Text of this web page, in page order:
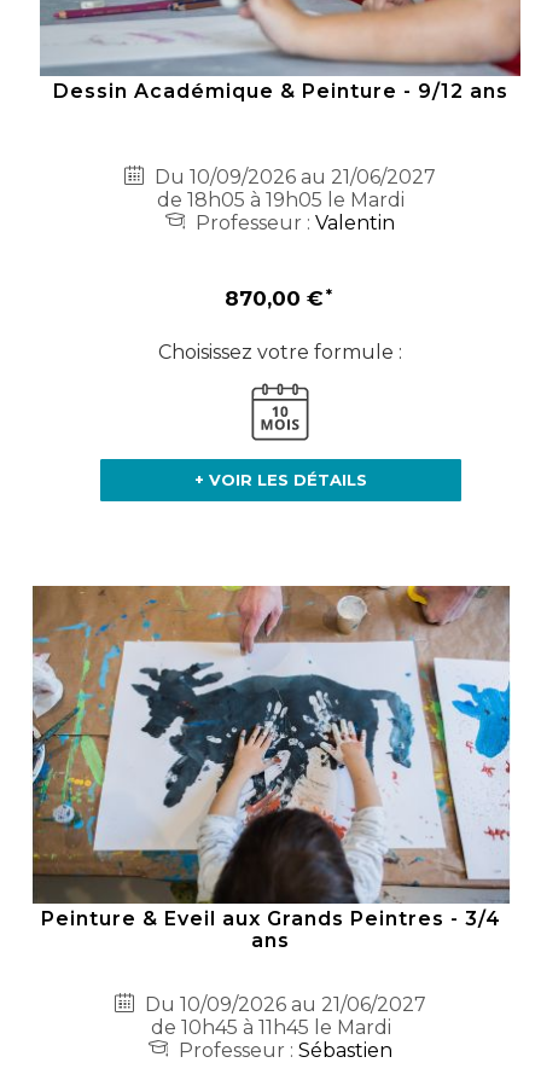
Dessin Académique & Peinture - 9/12 ans
Du 10/09/2026 au 21/06/2027
de 18h05 à 19h05 le Mardi
Professeur :Valentin
870,00 €
Choisissez votre formule :
+ VOIR LES DÉTAILS
Peinture & Eveil aux Grands Peintres - 3/4
ans
Du 10/09/2026 au 21/06/2027
de 10h45 à 11h45 le Mardi
Professeur : Sébastien